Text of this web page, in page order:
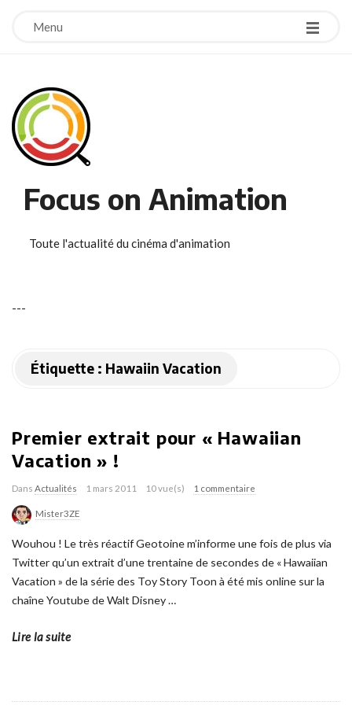
Menu
Focus on Animation
Toute l'actualité du cinéma d'animation
---
Étiquette : Hawaiin Vacation
Premier extrait pour « Hawaiian
Vacation » !
Dans Actualités 1 mars 2011 10 vue(s) 1 commentaire
Mister3ZE
Wouhou ! Le très réactif Geotoine m’informe une fois de plus via
Twitter qu’un extrait d’une trentaine de secondes de « Hawaiian
Vacation » de la série des Toy Story Toon à été mis online sur la
chaîne Youtube de Walt Disney…
Lire la suite